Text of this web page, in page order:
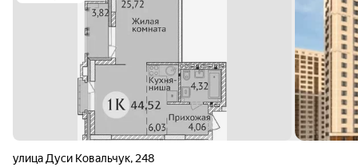
улица Дуси Ковальчук, 248